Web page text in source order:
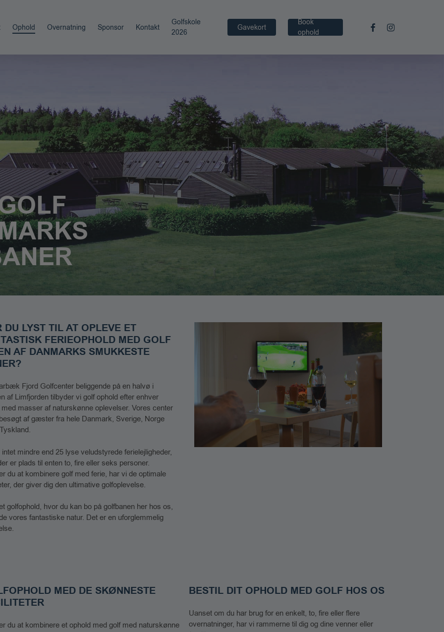
Ophold Overnatning Sponsor Kontakt
Golfskole
2026
Gavekort
Book
ophold
facebookinstagram
DU LYST TIL AT OPLEVE ET
FERIEOPHOLD MED GOLF
AF DANMARKS SMUKKESTE
Fjord Golfcenter beliggende på en halvø i
af Limfjorden tilbyder vi golf ophold efter enhver
masser af naturskønne oplevelser. Vores center
af gæster fra hele Danmark, Sverige, Norge
intet mindre end 25 lyse veludstyrede ferielejligheder,
er plads til enten to, fire eller seks personer.
du at kombinere golf med ferie, har vi de optimale
der giver dig den ultimative golfoplevelse.
golfophold, hvor du kan bo på golfbanen her hos os,
vores fantastiske natur. Det er en uforglemmelig
MED DE SKØNNESTE
du at kombinere et ophold med golf med naturskønne
BESTIL DIT OPHOLD MED GOLF HOS OS
Uanset om du har brug for en enkelt, to, fire eller flere
overnatninger, har vi rammerne til dig og dine venner eller